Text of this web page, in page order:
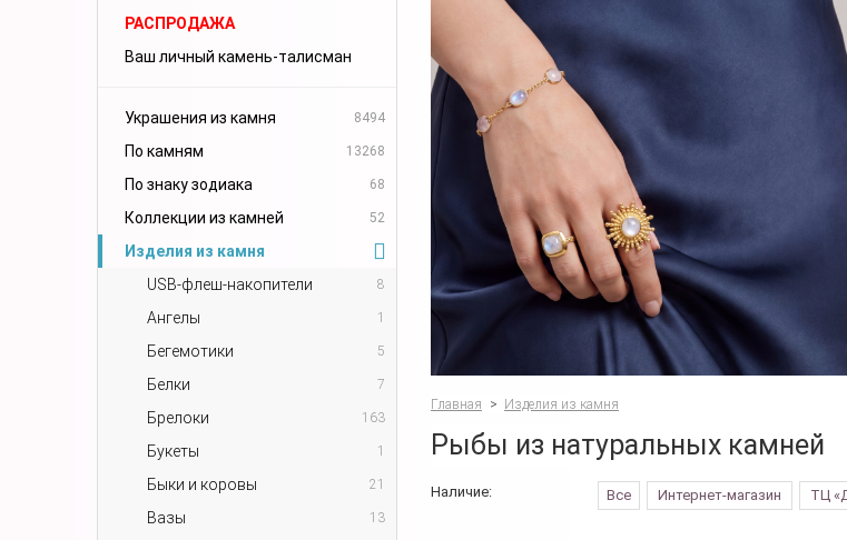
РАСПРОДАЖА
Ваш личный камень-талисман
Украшения из камня 8494
По камням 13268
По знаку зодиака 68
Коллекции из камней 52
Изделия из камня
USB-флеш-накопители
8
Ангелы 1
Бегемотики 5
Белки 7
Брелоки 163
Букеты 1
Быки и коровы 21
Вазы 13
Главная > Изделия из камня
Рыбы из натуральных камней
Наличие: Все Интернет-магазин ТЦ